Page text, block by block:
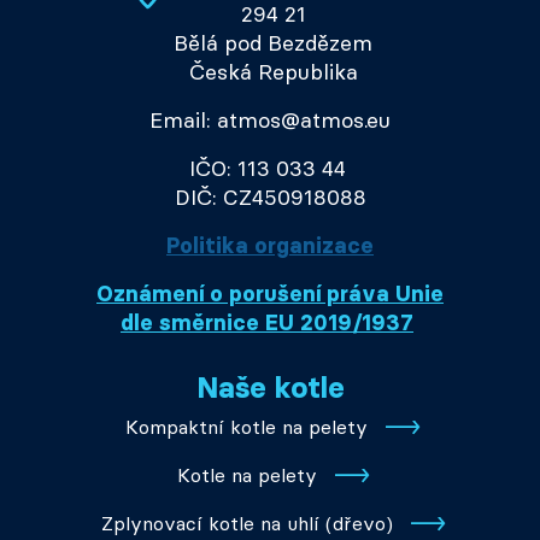
294 21
Bělá pod Bezdězem
Česká Republika
Email: atmos@atmos.eu
IČO: 113 033 44
DIČ: CZ450918088
Politika organizace
Oznámení o porušení práva Unie
dle směrnice EU 2019/1937
Naše kotle
Kompaktní kotle na pelety
Kotle na pelety
Zplynovací kotle na uhlí (dřevo)